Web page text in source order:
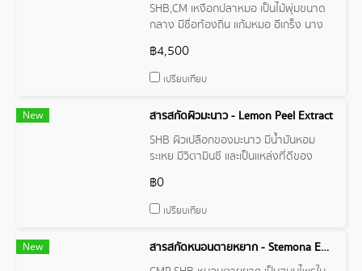
SHB,CM เหงือกปลาหมอ เป็นไม้พุ่มขนาด
กลาง มีชื่อท้องถิ่น แก้มหมอ อีเกร็ง นาง
ดอกสีขาว จัดเป็นสมุนไพร มีสรรพคุณ
ทางยา รักษาโรคได้หลายชนิด เช่น โรค
฿4,500
เปรียบเทียบ
New
สารสกัดผิวมะนาว - Lemon Peel Extract
SHB ผิวเปลือกของมะนาว มีน้ำมันหอม
ระเหย มีวิตามินซี และเป็นแหล่งที่ดีของ
เลต, และเบต้าแคโรทีน
฿0
เปรียบเทียบ
New
สารสกัดหนอนตายหยาก - Stemona Extract